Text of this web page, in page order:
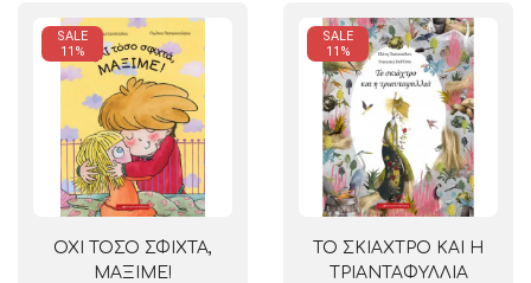
SALE
11%
ΟΧΙ ΤΟΣΟ ΣΦΙΧΤΑ,
ΜΑΞΙΜΕ!
SALE
11%
ΤΟ ΣΚΙΑΧΤΡΟ ΚΑΙ Η
ΤΡΙΑΝΤΑΦΥΛΛΙΑ